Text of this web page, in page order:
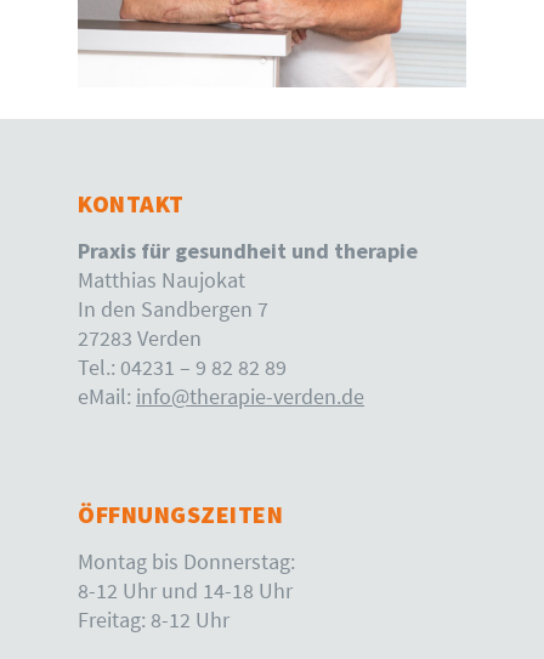
KONTAKT
Praxis für gesundheit und therapie
Matthias Naujokat
In den Sandbergen 7
27283 Verden
Tel.: 04231 – 9 82 82 89
eMail: info@therapie-verden.de
ÖFFNUNGSZEITEN
Montag bis Donnerstag:
8-12 Uhr und 14-18 Uhr
Freitag: 8-12 Uhr